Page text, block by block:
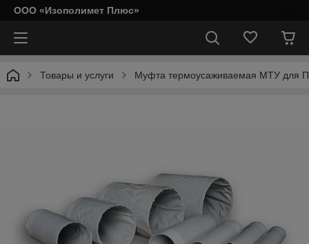
ООО «Изополимет Плюс»
Товары и услуги Муфта термоусаживаемая МТУ для